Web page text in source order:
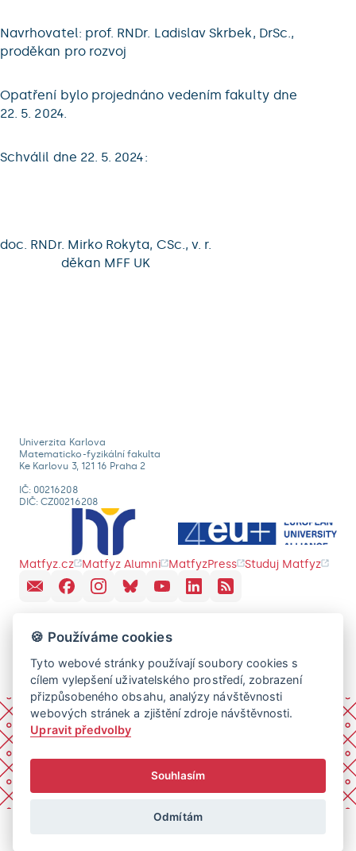
Navrhovatel: prof. RNDr. Ladislav Skrbek, DrSc.,
proděkan pro rozvoj
Opatření bylo projednáno vedením fakulty dne
22. 5. 2024.
Schválil dne 22. 5. 2024:
doc. RNDr. Mirko Rokyta, CSc., v. r.
děkan MFF UK
Univerzita Karlova
Matematicko-fyzikální fakulta
Ke Karlovu 3, 121 16 Praha 2
IČ: 00216208
DIČ: CZ00216208
Matfyz.cz Matfyz Alumni MatfyzPress Studuj Matfyz
🍪 Používáme cookies
Tyto webové stránky používají soubory cookies s
cílem vylepšení uživatelského prostředí, zobrazení
přizpůsobeného obsahu, analýzy návštěvnosti
webových stránek a zjištění zdroje návštěvnosti.
Upravit předvolby
Souhlasím
Odmítám